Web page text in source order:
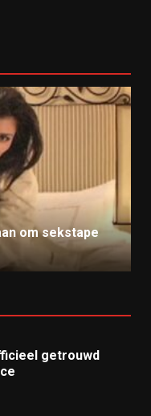
om sekstape
getrouwd